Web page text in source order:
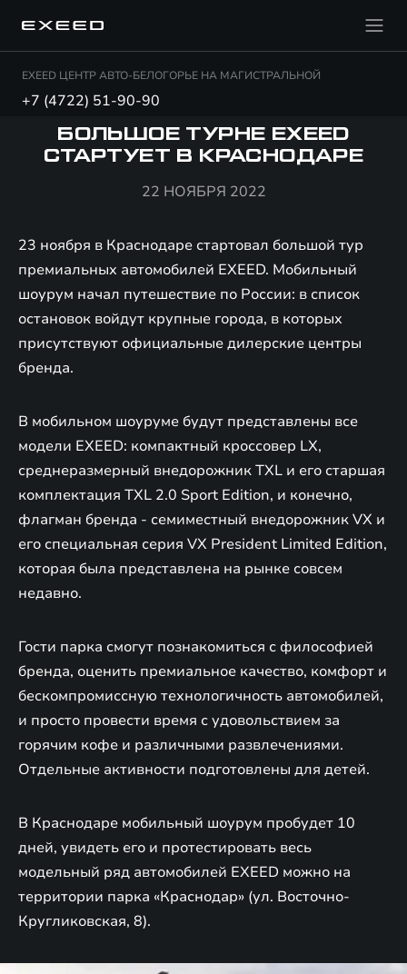
EXEED ЦЕНТР АВТО-БЕЛОГОРЬЕ НА МАГИСТРАЛЬНОЙ
+7 (4722) 51-90-90
БОЛЬШОЕ ТУРНЕ EXEED
СТАРТУЕТ В КРАСНОДАРЕ
22 НОЯБРЯ 2022
23 ноября в Краснодаре стартовал большой тур
премиальных автомобилей EXEED. Мобильный
шоурум начал путешествие по России: в список
остановок войдут крупные города, в которых
присутствуют официальные дилерские центры
бренда.
В мобильном шоуруме будут представлены все
модели EXEED: компактный кроссовер LX,
среднеразмерный внедорожник TXL и его старшая
комплектация TXL 2.0 Sport Edition, и конечно,
флагман бренда - семиместный внедорожник VX и
его специальная серия VX President Limited Edition,
которая была представлена на рынке совсем
недавно.
Гости парка смогут познакомиться с философией
бренда, оценить премиальное качество, комфорт и
бескомпромиссную технологичность автомобилей,
и просто провести время с удовольствием за
горячим кофе и различными развлечениями.
Отдельные активности подготовлены для детей.
В Краснодаре мобильный шоурум пробудет 10
дней, увидеть его и протестировать весь
модельный ряд автомобилей EXEED можно на
территории парка «Краснодар» (ул. Восточно-
Кругликовская, 8).